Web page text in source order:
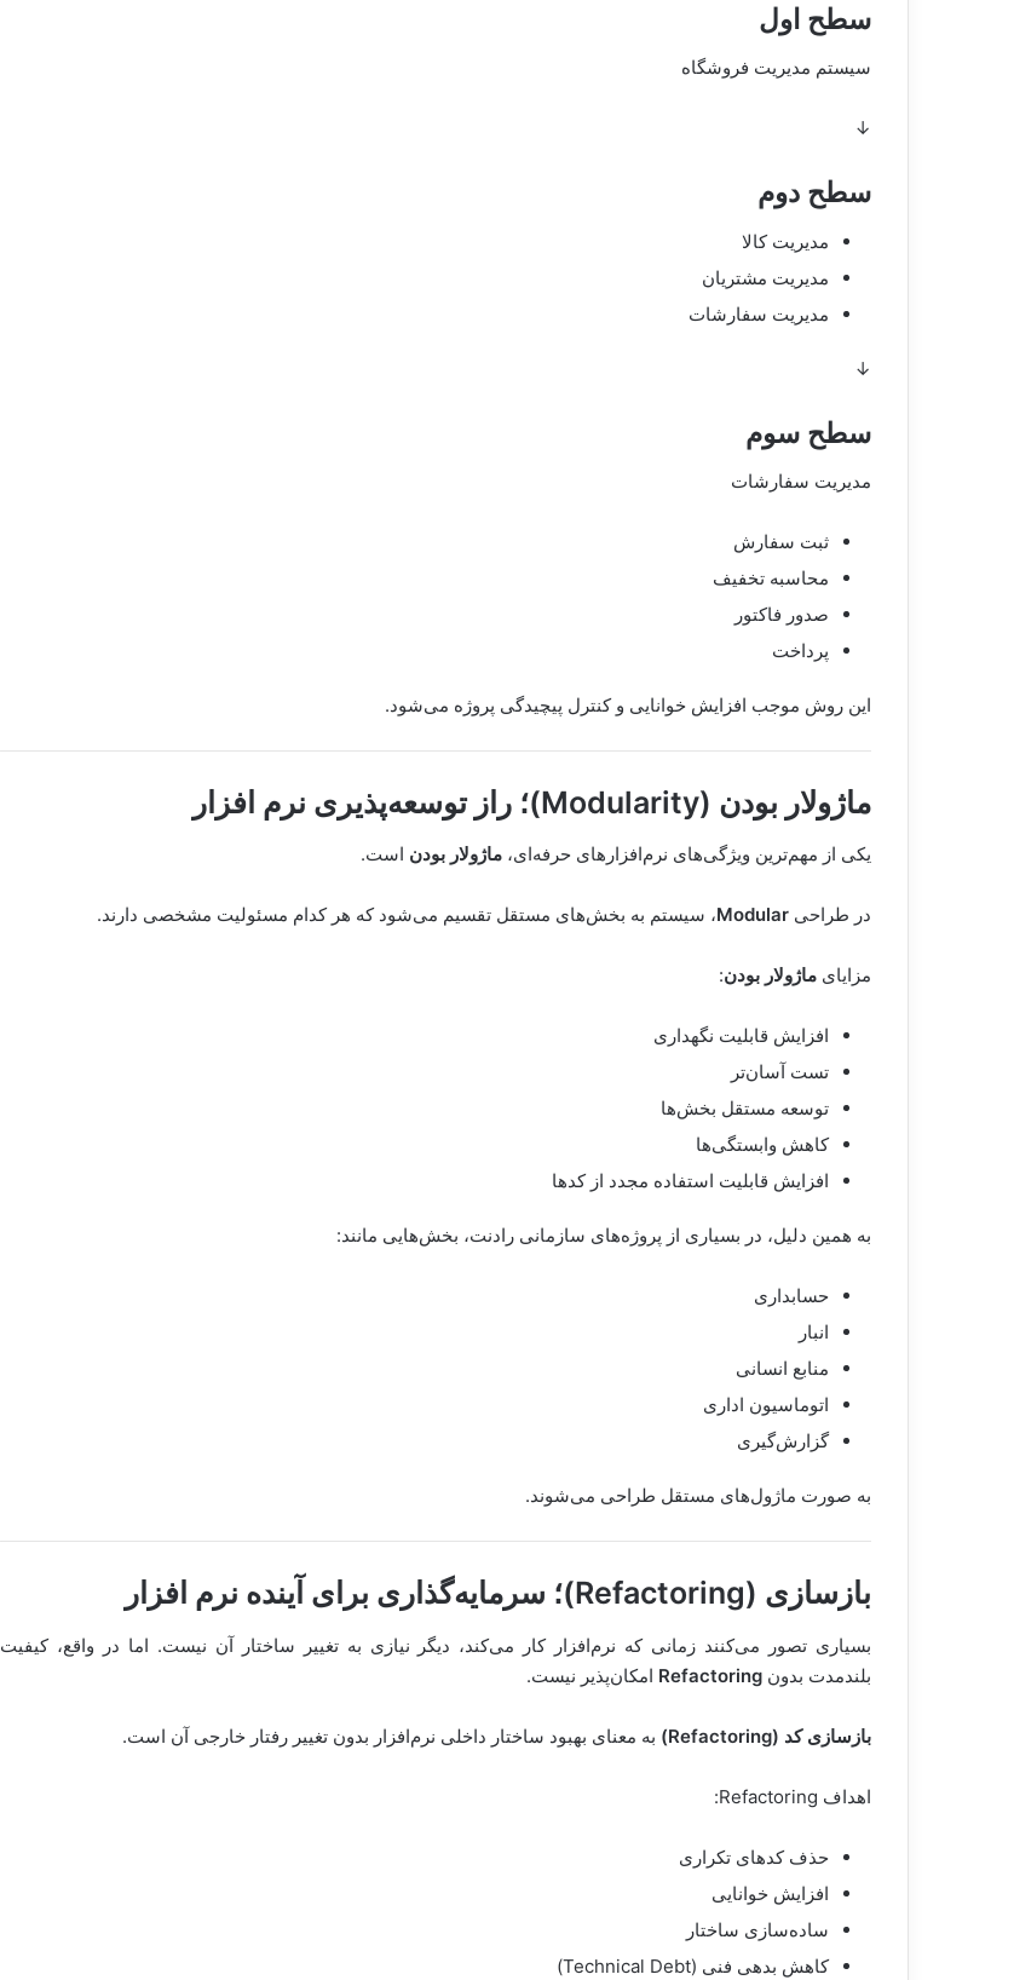
سطح اول
سیستم مدیریت فروشگاه
↓
سطح دوم
مدیریت کالا
مدیریت مشتریان
مدیریت سفارشات
↓
سطح سوم
مدیریت سفارشات
ثبت سفارش
محاسبه تخفیف
صدور فاکتور
پرداخت
این روش موجب افزایش خوانایی و کنترل پیچیدگی پروژه می‌شود.
ماژولار بودن (Modularity) ؛ راز توسعه‌پذیری نرم افزار
یکی از مهم‌ترین ویژگی‌های نرم‌افزارهای حرفه‌ای، ماژولار بودن است.
در طراحی Modular، سیستم به بخش‌های مستقل تقسیم می‌شود که هر کدام مسئولیت مشخصی دارند.
مزایای ماژولار بودن:
افزایش قابلیت نگهداری
تست آسان‌تر
توسعه مستقل بخش‌ها
کاهش وابستگی‌ها
افزایش قابلیت استفاده مجدد از کدها
به همین دلیل، در بسیاری از پروژه‌های سازمانی رادنت، بخش‌هایی مانند:
حسابداری
انبار
منابع انسانی
اتوماسیون اداری
گزارش‌گیری
به صورت ماژول‌های مستقل طراحی می‌شوند.
بازسازی (Refactoring) ؛ سرمایه‌گذاری برای آینده نرم افزار
بسیاری تصور می‌کنند زمانی که نرم‌افزار کار می‌کند، دیگر نیازی به تغییر ساختار آن نیست. اما در واقع، کیفیت
بلندمدت بدون Refactoring امکان‌پذیر نیست.
بازسازی کد (Refactoring) به معنای بهبود ساختار داخلی نرم‌افزار بدون تغییر رفتار خارجی آن است.
اهداف Refactoring:
حذف کدهای تکراری
افزایش خوانایی
ساده‌سازی ساختار
کاهش بدهی فنی (Technical Debt)